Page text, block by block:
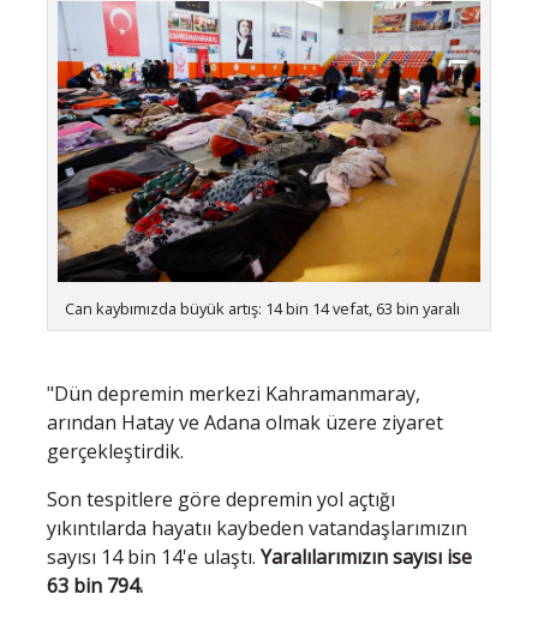
Can kaybımızda büyük artış: 14 bin 14 vefat, 63 bin yaralı
"Dün depremin merkezi Kahramanmaray,
arından Hatay ve Adana olmak üzere ziyaret
gerçekleştirdik.
Son tespitlere göre depremin yol açtığı
yıkıntılarda hayatıı kaybeden vatandaşlarımızın
sayısı 14 bin 14'e ulaştı. Yaralılarımızın sayısı ise
63 bin 794.